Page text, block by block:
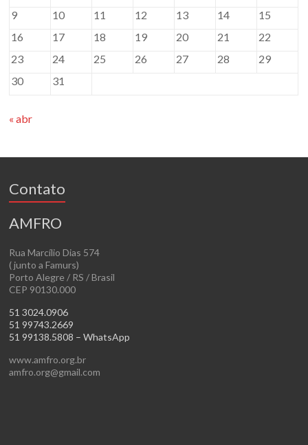
9
10 11 12 13 14
15
16
17 18 19 20 21
22
23
24 25 26 27 28
29
30
31
« abr
Contato
AMFRO
Rua Marcílio Dias 574
( junto a Famurs)
Porto Alegre / RS / Brasil
CEP 90130.000
51 3024.0906
51 99743.2669
51 99138.5808 – WhatsApp
www.amfro.org.br
amfro.org@gmail.com